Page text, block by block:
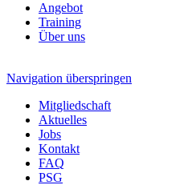
Angebot
Training
Über uns
Navigation überspringen
Mitgliedschaft
Aktuelles
Jobs
Kontakt
FAQ
PSG